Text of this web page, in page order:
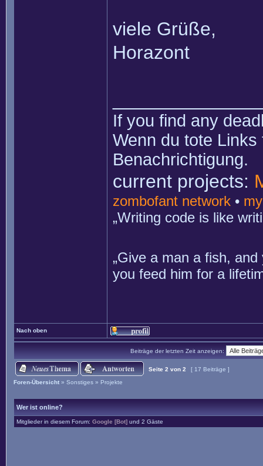
viele Grüße,
Horazont
If you find any
Wenn du tote
Benachrichtigung.
current projects:
zombofant network •
„Writing code is like
„Give a man a fish,
you feed him for a
Nach oben
Beiträge der letzten Zeit anzeigen:
Seite 2 von 2
[ 17 Beiträge ]
Foren-Übersicht » Sonstiges » Projekte
Wer ist online?
Mitglieder in diesem Forum: Google [Bot] und 2 Gäste